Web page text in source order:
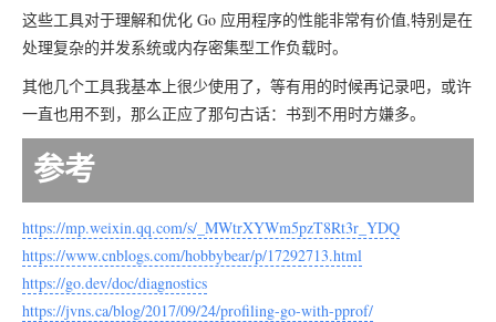
这些工具对于理解和优化 Go 应用程序的性能非常有价值,特别是在
处理复杂的并发系统或内存密集型工作负载时。
其他几个工具我基本上很少使用了，等有用的时候再记录吧，或许
一直也用不到，那么正应了那句古话：书到不用时方嫌多。
参考
https://mp.weixin.qq.com/s/_MWtrXYWm5pzT8Rt3r_YDQ
https://www.cnblogs.com/hobbybear/p/17292713.html
https://go.dev/doc/diagnostics
https://jvns.ca/blog/2017/09/24/profiling-go-with-pprof/